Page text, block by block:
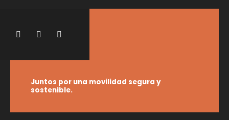
Juntos por una movilidad segura y
sostenible.